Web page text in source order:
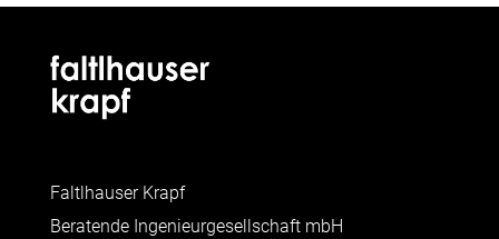
Faltlhauser Krapf
Beratende Ingenieurgesellschaft mbH